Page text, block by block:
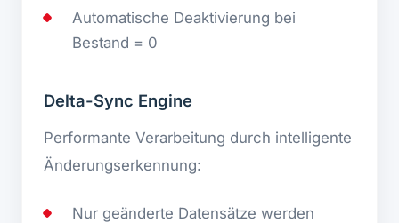
Automatische Deaktivierung bei
Bestand = 0
Delta-Sync Engine
Performante Verarbeitung durch intelligente
Änderungserkennung:
Nur geänderte Datensätze werden